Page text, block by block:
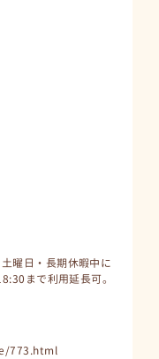
曜日・長期休暇中に
まで利用延長可。
773.html